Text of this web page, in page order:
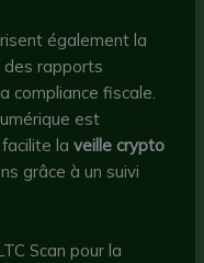
également la
des rapports
compliance fiscale.
est
facilite laveille crypto
grâce à un suivi
Scan pour la